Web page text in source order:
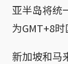
亚半岛将统
为GMT+8时
新加坡和马